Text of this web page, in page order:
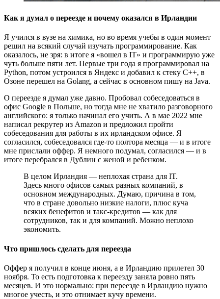
Как я думал о переезде и почему оказался в Ирландии
Я учился в вузе на химика, но во время учебы в один момент
решил на всякий случай изучать программирование. Как
оказалось, не зря: в итоге я «вошел в IT» и программирую уже
чуть больше пяти лет. Первые три года я программировал на
Python, потом устроился в Яндекс и добавил к стеку С++, в
Озоне перешел на Golang, а сейчас в основном пишу на Java.
О переезде я думал уже давно. Пробовал собеседоваться в
офис Google в Польше, но тогда мне не хватило разговорного
английского: я только начинал его учить. А в мае 2022 мне
написал рекрутер из Amazon и предложил пройти
собеседования для работы в их ирландском офисе. Я
согласился, собеседовался где-то полтора месяца — и в итоге
мне прислали оффер. Я немного подумал, согласился — и в
итоге перебрался в Дублин с женой и ребенком.
В целом Ирландия — неплохая страна для IT.
Здесь много офисов самых разных компаний, в
основном международных. Думаю, причина в том,
что в стране довольно низкие налоги, плюс куча
всяких бенефитов и такс-кредитов — как для
сотрудников, так и для компаний. Можно неплохо
экономить.
Что пришлось сделать для переезда
Оффер я получил в конце июня, а в Ирландию прилетел 30
ноября. То есть подготовка к переезду заняла ровно пять
месяцев. И это нормально: при переезде в Ирландию нужно
многое учесть, и это отнимает кучу времени.